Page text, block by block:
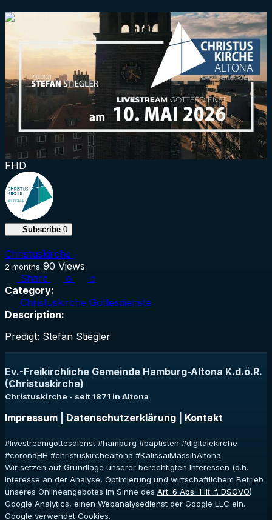
1:29:56
FHD
Subscribe 0
Christuskirche
2 months 90 Views
Share
0 0
Category:
Christuskirche Gottesdienste
Description:
Predigt: Stefan Stiegler
Ev.-Freikirchliche Gemeinde Hamburg-Altona K.d.ö.R.
(Christuskirche)
Christuskirche - seit 1871 in Altona
Impressum Datenschutzerklärung Kontakt
#livestreamgottesdienst #hamburg #baptisten #digitalekirche
#coronaHH #christuskirchealtona #KalissaiMassihAltona
Wir setzen auf Grundlage unserer berechtigten Interessen (d.h.
Interesse an der Analyse, Optimierung und wirtschaftlichem Betrieb
unseres Onlineangebotes im Sinne des Art. 6 Abs. 1 lit. f. DSGVO)
Google Analytics, einen Webanalysedienst der Google LLC ein.
Google verwendet Cookies.